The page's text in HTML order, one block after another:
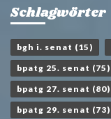
Schlagwörter
bgh i. senat (15)
bpatg 25. senat (75)
bpatg 27. senat (80)
bpatg 29. senat (73)